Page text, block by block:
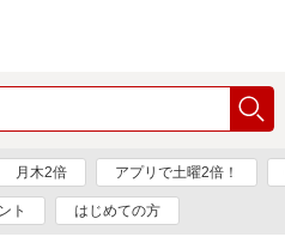
月木2倍 アプリで土曜2倍！
ト はじめての方